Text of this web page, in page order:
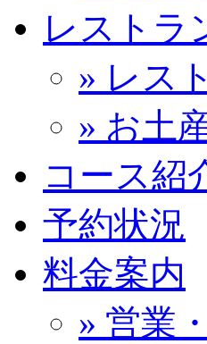
レストラ
» レス
» お土
コース紹
予約状況
料金案内
» 営業